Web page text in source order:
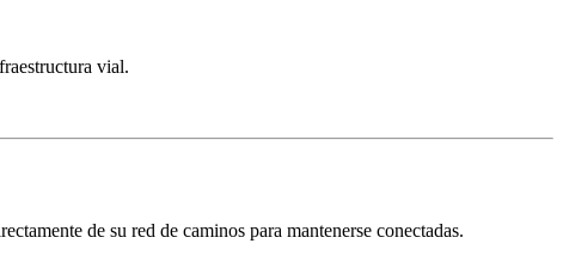
vial.
de su red de caminos para mantenerse conectadas.